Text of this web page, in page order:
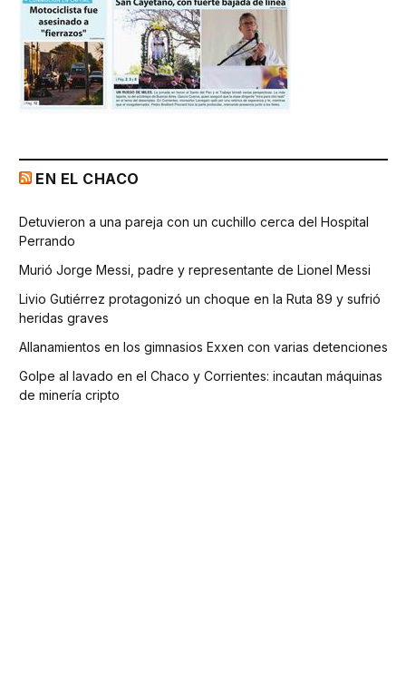
EN EL CHACO
Detuvieron a una pareja con un cuchillo cerca del Hospital
Perrando
Murió Jorge Messi, padre y representante de Lionel Messi
Livio Gutiérrez protagonizó un choque en la Ruta 89 y sufrió
heridas graves
Allanamientos en los gimnasios Exxen con varias detenciones
Golpe al lavado en el Chaco y Corrientes: incautan máquinas
de minería cripto